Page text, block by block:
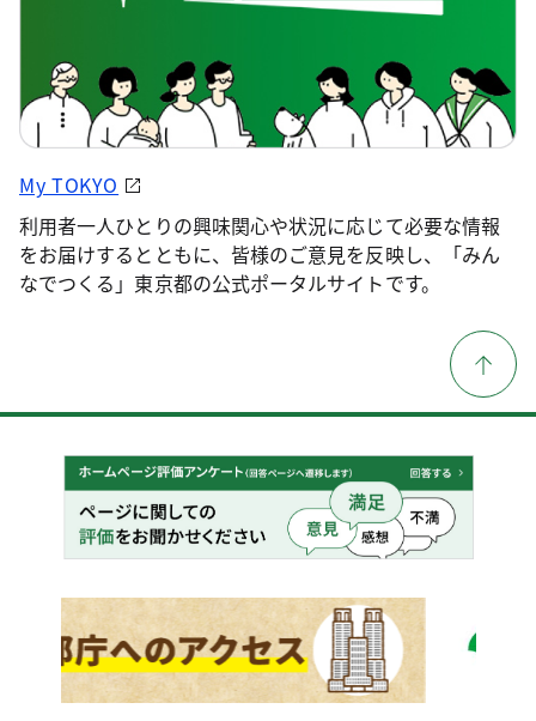
My TOKYO
利用者一人ひとりの興味関心や状況に応じて必要な情報
をお届けするとともに、皆様のご意見を反映し、「みん
なでつくる」東京都の公式ポータルサイトです。